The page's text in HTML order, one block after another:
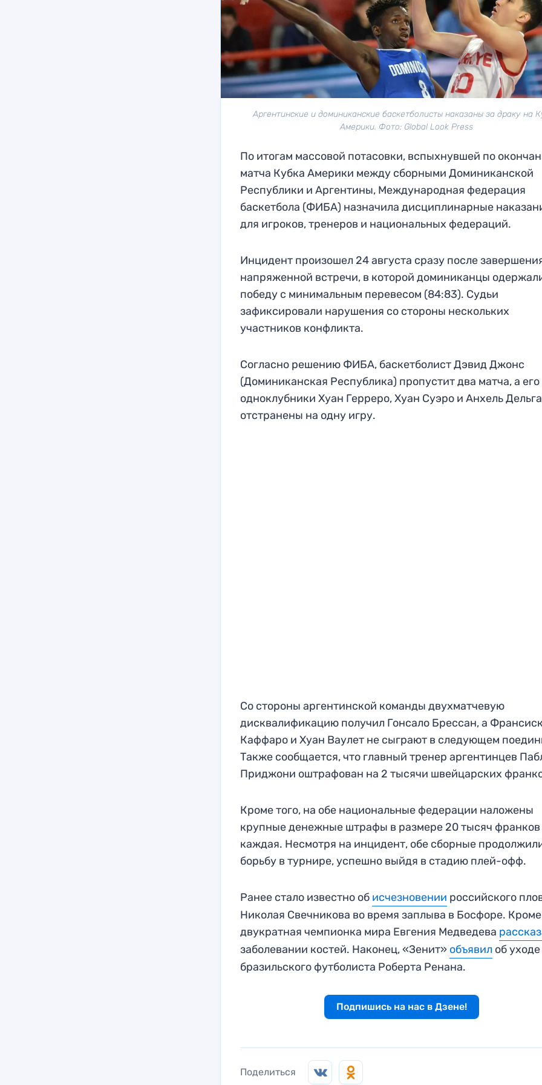
Аргентинские и доминиканские баскетболисты наказаны за драку на
Америки. Фото: Global Look Press
По итогам массовой потасовки, вспыхнувшей по
матча Кубка Америки между сборными Доминиканской
Республики и Аргентины, Международная федерация
баскетбола (ФИБА) назначила дисциплинарные
для игроков, тренеров и национальных федераций.
Инцидент произошел 24 августа сразу после
напряженной встречи, в которой доминиканцы
победу с минимальным перевесом (84:83). Судьи
зафиксировали нарушения со стороны нескольких
участников конфликта.
Согласно решению ФИБА, баскетболист Дэвид Джонс
(Доминиканская Республика) пропустит два матча, а его
одноклубники Хуан Герреро, Хуан Суэро и Анхель
отстранены на одну игру.
Со стороны аргентинской команды двухматчевую
дисквалификацию получил Гонсало Брессан, а
Каффаро и Хуан Ваулет не сыграют в следующем
Также сообщается, что главный тренер аргентинцев
Приджони оштрафован на 2 тысячи швейцарских
Кроме того, на обе национальные федерации наложены
крупные денежные штрафы в размере 20 тысяч франков
каждая. Несмотря на инцидент, обе сборные
борьбу в турнире, успешно выйдя в стадию плей-офф.
Ранее стало известно об исчезновении российского
Николая Свечникова во время заплыва в Босфоре. Кроме
двукратная чемпионка мира Евгения Медведева
заболевании костей. Наконец, «Зенит» объявил об уходе
бразильского футболиста Роберта Ренана.
Подпишись на нас в Дзене!
Поделиться